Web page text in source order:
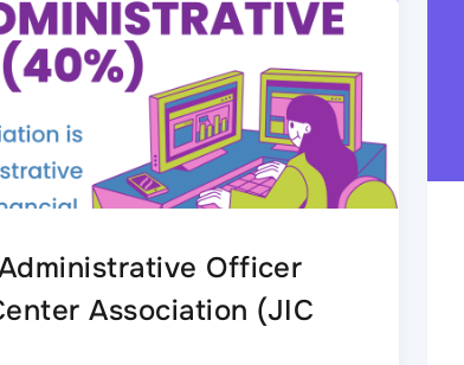
Officer
Association (JIC